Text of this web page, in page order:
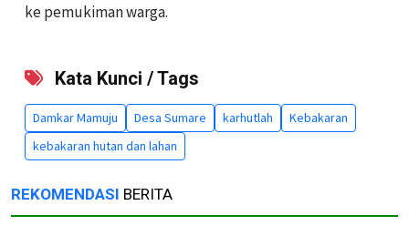
ke pemukiman warga.
Kata Kunci / Tags
Damkar Mamuju Desa Sumare karhutlah
Kebakaran
kebakaran hutan dan lahan
REKOMENDASI BERITA